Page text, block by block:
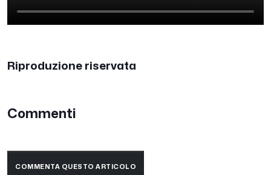
Riproduzione riservata
Commenti
COMMENTA QUESTO ARTICOLO